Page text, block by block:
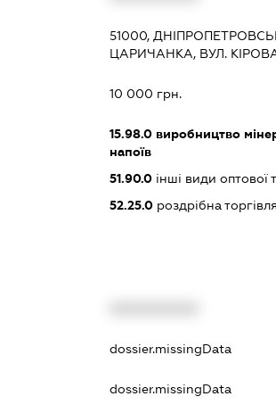
51000,
ЦАРИЧАНКА, ВУЛ.
10 000 грн.
15.98.0виробництво
напоїв
51.90.0інші види оптової
52.25.0роздрібна
dossier.missingData
dossier.missingData